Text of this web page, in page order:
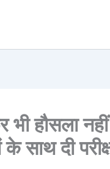
हौसला
के साथ दी